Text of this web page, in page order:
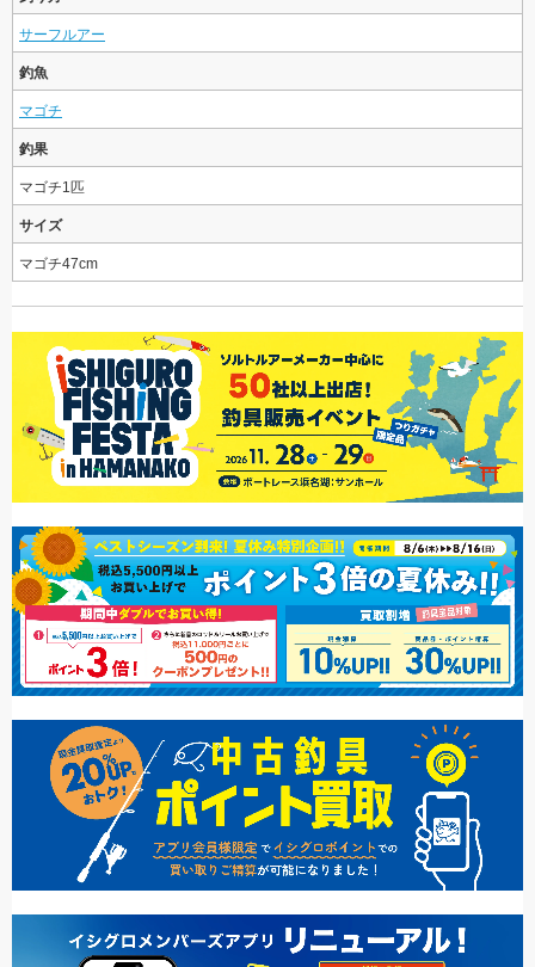
サーフルアー
釣魚
マゴチ
釣果
マゴチ1匹
サイズ
マゴチ47cm